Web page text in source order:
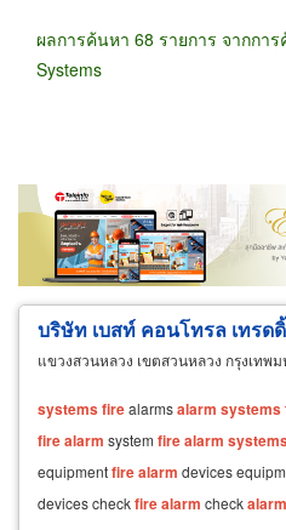
ผลการค้นหา 68 รายการ จากกา
Systems
ขายส่ง ขายปลีก ผู้
ผู้ส่งออก/นำเข้า
ธุรกิจบ
บริษัท เบสท์ คอนโทรล เทรด
แขวงสวนหลวง เขตสวนหลวง กรุงเทพ
systemsfirealarmsalarm systems
firealarm system firealarm
equipmentfirealarm devices
devices checkfirealarm checkalarm